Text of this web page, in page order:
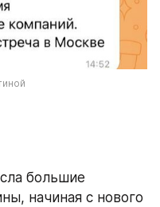
большие
начиная с нового